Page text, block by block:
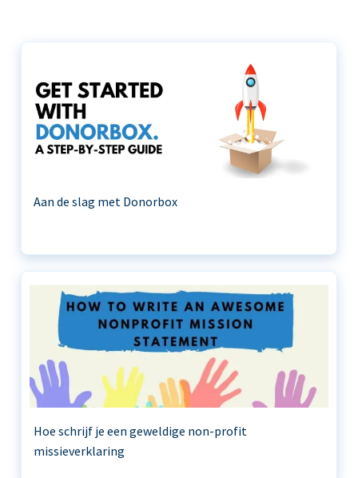
Aan de slag met Donorbox
Hoe schrijf je een geweldige non-profit
missieverklaring